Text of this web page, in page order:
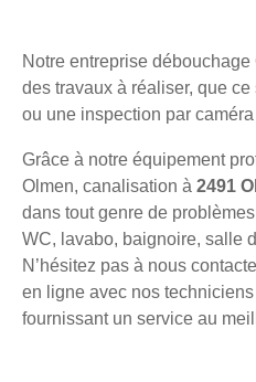
Notre entreprise
des travaux à réaliser, que
ou une inspection par
Grâce à notre équipement
Olmen, canalisation à 2491
dans tout genre de
WC, lavabo, baignoire, salle
N’hésitez pas à nous
en ligne avec nos
fournissant un service au